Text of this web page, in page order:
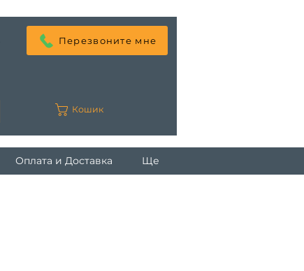
Перезвоните мне
Кошик
Оплата и Доставка Ще